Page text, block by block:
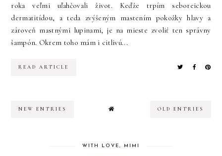
roka veľmi uľahčovali život. Keďže trpím seboreickou
dermatitídou, a teda zvýšeným mastením pokožky hlavy a
zároveň mastnými lupinami, je na mieste zvoliť ten správny
šampón. Okrem toho mám i citlivú...
READ ARTICLE
NEW ENTRIES OLD ENTRIES
WITH LOVE, MIMI